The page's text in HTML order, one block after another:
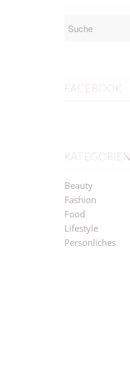
FACEBOOK
KATEGORIEN
Beauty
Fashion
Food
Lifestyle
Persönliches